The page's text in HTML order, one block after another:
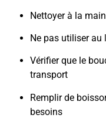
Nettoyer à la
Ne pas utiliser au
Vérifier que le
transport
Remplir de
besoins